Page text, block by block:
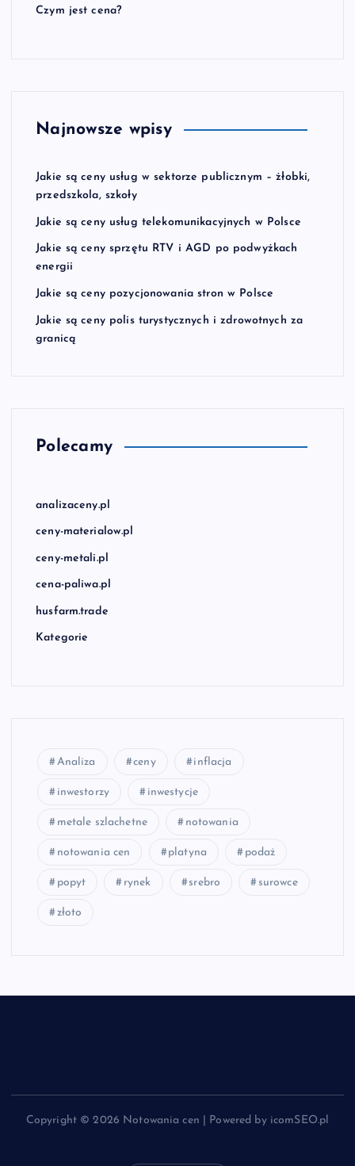
Czym jest cena?
Najnowsze wpisy
Jakie są ceny usług w sektorze publicznym – żłobki,
przedszkola, szkoły
Jakie są ceny usług telekomunikacyjnych w Polsce
Jakie są ceny sprzętu RTV i AGD po podwyżkach
energii
Jakie są ceny pozycjonowania stron w Polsce
Jakie są ceny polis turystycznych i zdrowotnych za
granicą
Polecamy
analizaceny.pl
ceny-materialow.pl
ceny-metali.pl
cena-paliwa.pl
husfarm.trade
Kategorie
Analiza ceny inflacja
inwestorzy inwestycje
metale szlachetne notowania
notowania cen platyna podaż
popyt rynek srebro surowce
złoto
Copyright © 2026 Notowania cen | Powered by icomSEO.pl